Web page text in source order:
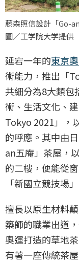
藤森照信設計「Go-
圖／工学院大学提供
延宕一年的東京
術能力，推出「
共細分為8大類包
術、生活文化、
Tokyo 2021」，
的呼應。其中由
an五庵」茶屋，
的二樓，便能從
「新國立競技場」
擅長以原生材料
築師的職業出道
奧運打造的草地
有著一座傳統茶